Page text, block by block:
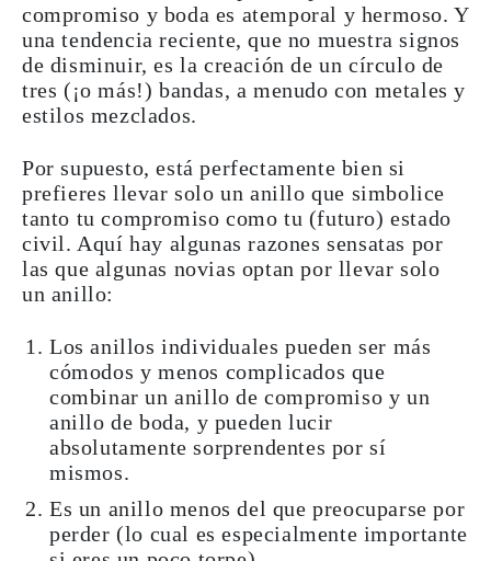
compromiso y boda es atemporal y hermoso. Y
una tendencia reciente, que no muestra signos
de disminuir, es la creación de un círculo de
tres (¡o más!) bandas, a menudo con metales y
estilos mezclados.
Por supuesto, está perfectamente bien si
prefieres llevar solo un anillo que simbolice
tanto tu compromiso como tu (futuro) estado
civil. Aquí hay algunas razones sensatas por
las que algunas novias optan por llevar solo
un anillo:
Los anillos individuales pueden ser más
cómodos y menos complicados que
combinar un anillo de compromiso y un
anillo de boda, y pueden lucir
absolutamente sorprendentes por sí
mismos.
Es un anillo menos del que preocuparse por
perder (lo cual es especialmente importante